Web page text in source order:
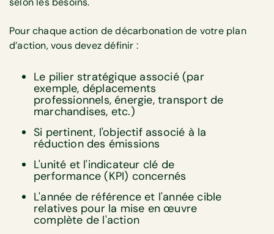
Pour chaque action de décarbonation de votre plan
d’action, vous devez définir :
Le pilier stratégique associé (par
exemple, déplacements
professionnels, énergie, transport de
marchandises, etc.)
Si pertinent, l'objectif associé à la
réduction des émissions
L'unité et l'indicateur clé de
performance (KPI) concernés
L'année de référence et l'année cible
relatives pour la mise en œuvre
complète de l'action